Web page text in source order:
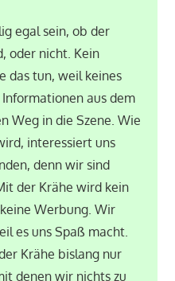
egal sein, ob der
oder nicht. Kein
das tun, weil keines
aus dem
Weg in die Szene. Wie
interessiert uns
denn wir sind
der Krähe wird kein
Werbung. Wir
es uns Spaß macht.
Krähe bislang nur
denen wir nichts zu